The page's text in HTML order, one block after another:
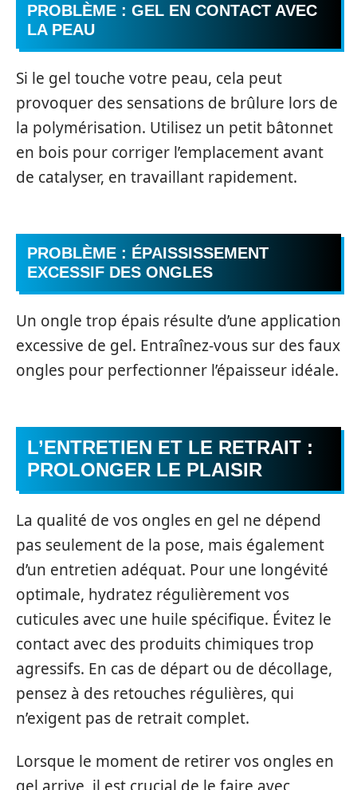
PROBLÈME : GEL EN CONTACT AVEC
LA PEAU
Si le gel touche votre peau, cela peut
provoquer des sensations de brûlure lors de
la polymérisation. Utilisez un petit bâtonnet
en bois pour corriger l’emplacement avant
de catalyser, en travaillant rapidement.
PROBLÈME : ÉPAISSISSEMENT
EXCESSIF DES ONGLES
Un ongle trop épais résulte d’une application
excessive de gel. Entraînez-vous sur des faux
ongles pour perfectionner l’épaisseur idéale.
L’ENTRETIEN ET LE RETRAIT :
PROLONGER LE PLAISIR
La qualité de vos ongles en gel ne dépend
pas seulement de la pose, mais également
d’un entretien adéquat. Pour une longévité
optimale, hydratez régulièrement vos
cuticules avec une huile spécifique. Évitez le
contact avec des produits chimiques trop
agressifs. En cas de départ ou de décollage,
pensez à des retouches régulières, qui
n’exigent pas de retrait complet.
Lorsque le moment de retirer vos ongles en
gel arrive, il est crucial de le faire avec